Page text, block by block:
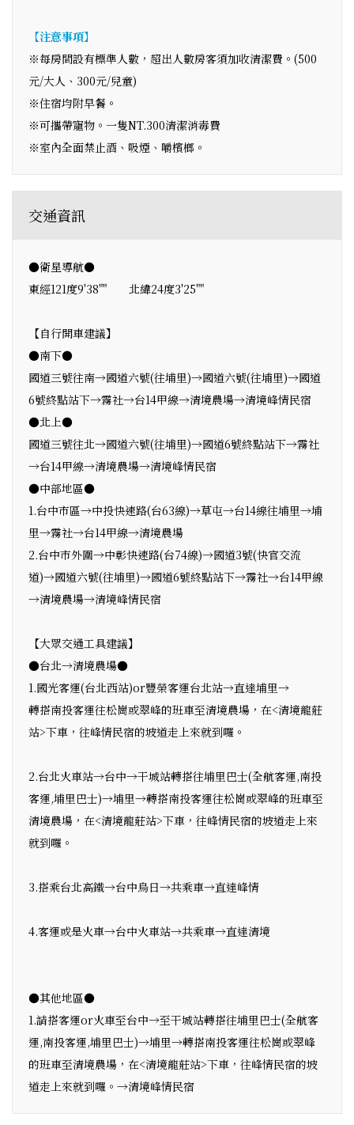
【注意事項】
※每房間設有標準人數，超出人數房客須加收清潔費。(500
元/大人、300元/兒童)
※住宿均附早餐。
※可攜帶寵物。一隻NT.300清潔消毒費
※室內全面禁止酒、吸煙、嚼檳榔。
交通資訊
●衛星導航●
東經121度9'38"" 北緯24度3'25""
【自行開車建議】
●南下●
國道三號往南→國道六號(往埔里)→國道六號(往埔里)→國道
6號終點站下→霧社→台14甲線→清境農場→清境峰情民宿
●北上●
國道三號往北→國道六號(往埔里)→國道6號終點站下→霧社
→台14甲線→清境農場→清境峰情民宿
●中部地區●
1.台中市區→中投快速路(台63線)→草屯→台14線往埔里→埔
里→霧社→台14甲線→清境農場
2.台中市外圍→中彰快速路(台74線)→國道3號(快官交流
道)→國道六號(往埔里)→國道6號終點站下→霧社→台14甲線
→清境農場→清境峰情民宿
【大眾交通工具建議】
●台北→清境農場●
1.國光客運(台北西站)or豐榮客運台北站→直達埔里→
轉搭南投客運往松崗或翠峰的班車至清境農場，在<清境龍莊
站>下車，往峰情民宿的坡道走上來就到囉。
2.台北火車站→台中→干城站轉搭往埔里巴士(全航客運,南投
客運,埔里巴士)→埔里→轉搭南投客運往松崗或翠峰的班車至
清境農場，在<清境龍莊站>下車，往峰情民宿的坡道走上來
就到囉。
3.搭乘台北高鐵→台中烏日→共乘車→直達峰情
4.客運或是火車→台中火車站→共乘車→直達清境
●其他地區●
1.請搭客運or火車至台中→至干城站轉搭往埔里巴士(全航客
運,南投客運,埔里巴士)→埔里→轉搭南投客運往松崗或翠峰
的班車至清境農場，在<清境龍莊站>下車，往峰情民宿的坡
道走上來就到囉。→清境峰情民宿